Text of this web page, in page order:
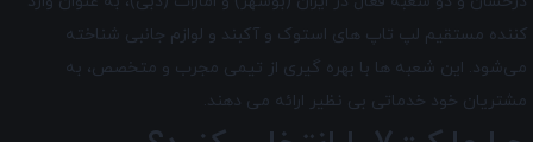
کننده مستقیم لپ تاپ های استوک و آکبند و لوازم جانبی شناخته
می‌شود. این شعبه ها با بهره گیری از تیمی مجرب و متخصص، به
مشتریان خود خدماتی بی نظیر ارائه می دهند.